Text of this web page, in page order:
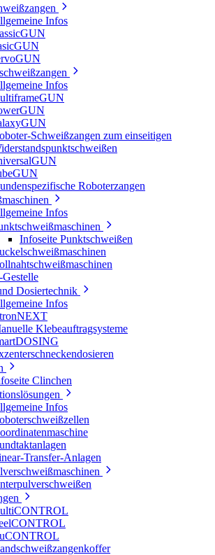
Infos
Infos
Schweißzangen zum einseitigen
Roboterzangen
Infos
Infoseite Punktschweißen
Gestelle
Dosiertechnik
Infos
Klebeauftragsysteme
Clinchen
Infos
Transfer-Anlagen